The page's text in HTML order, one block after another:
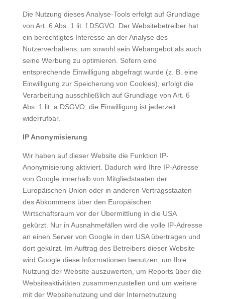
Die Nutzung dieses Analyse-Tools erfolgt auf Grundlage
von Art. 6 Abs. 1 lit. f DSGVO. Der Websitebetreiber hat
ein berechtigtes Interesse an der Analyse des
Nutzerverhaltens, um sowohl sein Webangebot als auch
seine Werbung zu optimieren. Sofern eine
entsprechende Einwilligung abgefragt wurde (z. B. eine
Einwilligung zur Speicherung von Cookies), erfolgt die
Verarbeitung ausschließlich auf Grundlage von Art. 6
Abs. 1 lit. a DSGVO; die Einwilligung ist jederzeit
widerrufbar.
IP Anonymisierung
Wir haben auf dieser Website die Funktion IP-
Anonymisierung aktiviert. Dadurch wird Ihre IP-Adresse
von Google innerhalb von Mitgliedstaaten der
Europäischen Union oder in anderen Vertragsstaaten
des Abkommens über den Europäischen
Wirtschaftsraum vor der Übermittlung in die USA
gekürzt. Nur in Ausnahmefällen wird die volle IP-Adresse
an einen Server von Google in den USA übertragen und
dort gekürzt. Im Auftrag des Betreibers dieser Website
wird Google diese Informationen benutzen, um Ihre
Nutzung der Website auszuwerten, um Reports über die
Websiteaktivitäten zusammenzustellen und um weitere
mit der Websitenutzung und der Internetnutzung